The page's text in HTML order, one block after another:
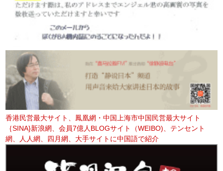
香港民営最大サイト、鳳凰網・中国上海市中国民営最大サイト
｛SINA}新浪網、会員7億人BLOGサイト（WEIBO)、テンセント
網、人人網、四月網、大手サイトに中国語で紹介